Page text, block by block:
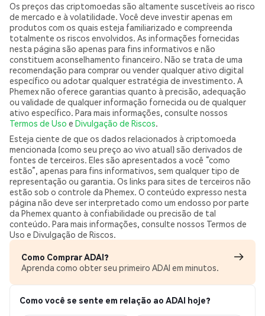
Os preços das criptomoedas são altamente suscetíveis ao risco
de mercado e à volatilidade. Você deve investir apenas em
produtos com os quais esteja familiarizado e compreenda
totalmente os riscos envolvidos. As informações fornecidas
nesta página são apenas para fins informativos e não
constituem aconselhamento financeiro. Não se trata de uma
recomendação para comprar ou vender qualquer ativo digital
específico ou adotar qualquer estratégia de investimento. A
Phemex não oferece garantias quanto à precisão, adequação
ou validade de qualquer informação fornecida ou de qualquer
ativo específico. Para mais informações, consulte nossos
Termos de Uso e Divulgação de Riscos.
Esteja ciente de que os dados relacionados à criptomoeda
mencionada (como seu preço ao vivo atual) são derivados de
fontes de terceiros. Eles são apresentados a você “como
estão”, apenas para fins informativos, sem qualquer tipo de
representação ou garantia. Os links para sites de terceiros não
estão sob o controle da Phemex. O conteúdo expresso nesta
página não deve ser interpretado como um endosso por parte
da Phemex quanto à confiabilidade ou precisão de tal
conteúdo. Para mais informações, consulte nossos Termos de
Uso e Divulgação de Riscos.
Como Comprar ADAI?
Aprenda como obter seu primeiro ADAI em minutos.
Como você se sente em relação ao ADAI hoje?